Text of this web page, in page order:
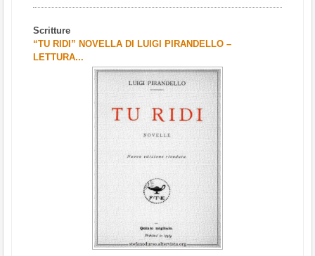
Scritture
“TU RIDI” NOVELLA DI LUIGI PIRANDELLO –
LETTURA...